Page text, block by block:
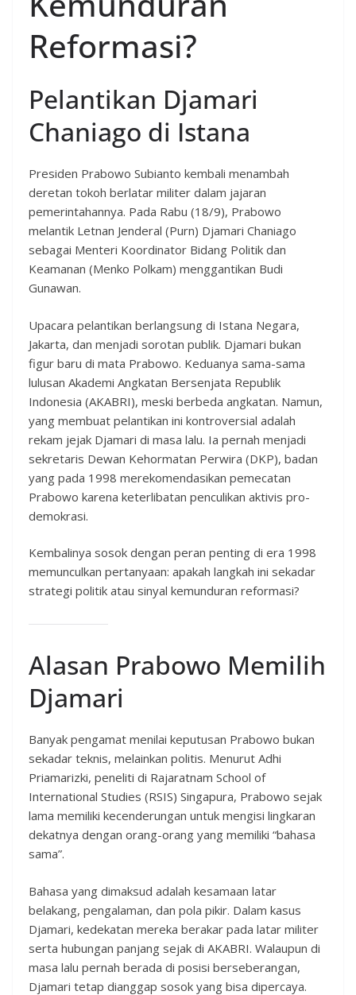
Reformasi?
Pelantikan Djamari
Chaniago di Istana
Presiden Prabowo Subianto kembali menambah
deretan tokoh berlatar militer dalam jajaran
pemerintahannya. Pada Rabu (18/9), Prabowo
melantik Letnan Jenderal (Purn) Djamari Chaniago
sebagai Menteri Koordinator Bidang Politik dan
Keamanan (Menko Polkam) menggantikan Budi
Gunawan.
Upacara pelantikan berlangsung di Istana Negara,
Jakarta, dan menjadi sorotan publik. Djamari bukan
figur baru di mata Prabowo. Keduanya sama-sama
lulusan Akademi Angkatan Bersenjata Republik
Indonesia (AKABRI), meski berbeda angkatan. Namun,
yang membuat pelantikan ini kontroversial adalah
rekam jejak Djamari di masa lalu. Ia pernah menjadi
sekretaris Dewan Kehormatan Perwira (DKP), badan
yang pada 1998 merekomendasikan pemecatan
Prabowo karena keterlibatan penculikan aktivis pro-
demokrasi.
Kembalinya sosok dengan peran penting di era 1998
memunculkan pertanyaan: apakah langkah ini sekadar
strategi politik atau sinyal kemunduran reformasi?
Alasan Prabowo Memilih
Djamari
Banyak pengamat menilai keputusan Prabowo bukan
sekadar teknis, melainkan politis. Menurut Adhi
Priamarizki, peneliti di Rajaratnam School of
International Studies (RSIS) Singapura, Prabowo sejak
lama memiliki kecenderungan untuk mengisi lingkaran
dekatnya dengan orang-orang yang memiliki “bahasa
sama”.
Bahasa yang dimaksud adalah kesamaan latar
belakang, pengalaman, dan pola pikir. Dalam kasus
Djamari, kedekatan mereka berakar pada latar militer
serta hubungan panjang sejak di AKABRI. Walaupun di
masa lalu pernah berada di posisi berseberangan,
Djamari tetap dianggap sosok yang bisa dipercaya.